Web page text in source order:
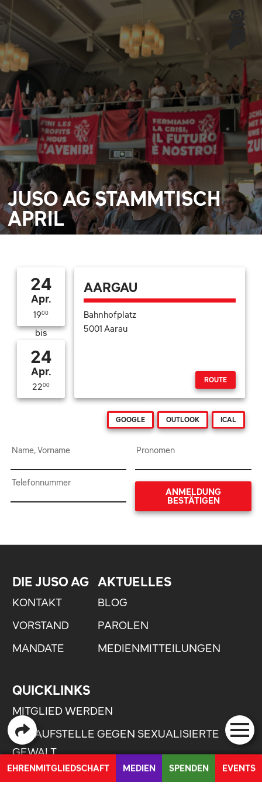
JUSO AG STAMMTISCH
APRIL
Name, Vorname Pronomen
Telefonnummer
ANMELDUNG
BESTÄTIGEN
24
Apr.
1900
bis
24
Apr.
2200
AARGAU
Bahnhofplatz
5001 Aarau
ROUTE
GOOGLE OUTLOOK ICAL
DIE JUSO AG
KONTAKT
VORSTAND
MANDATE
AKTUELLES
BLOG
PAROLEN
MEDIENMITTEILUNGEN
QUICKLINKS
MITGLIED WERDEN
ANLAUFSTELLE GEGEN SEXUALISIERTE
GEWALT
FEEDBACK UND IDEEN
EHRENMITGLIEDSCHAFT MEDIEN SPENDEN EVENTS